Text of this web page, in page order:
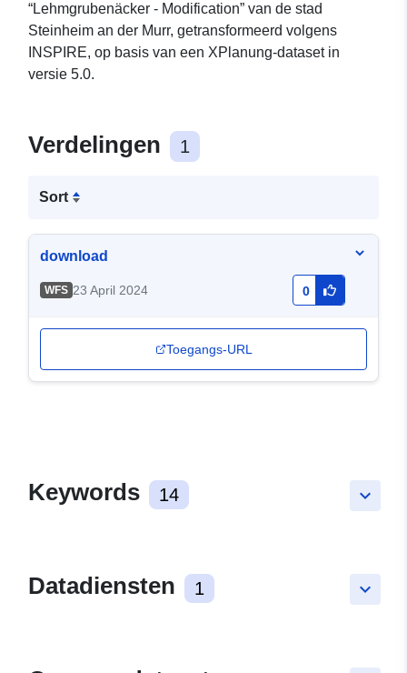
“Lehmgrubenäcker - Modification” van de stad
Steinheim an der Murr, getransformeerd volgens
INSPIRE, op basis van een XPlanung-dataset in
versie 5.0.
Verdelingen 1
Sort
download
WFS 23 April 2024 0
Toegangs-URL
keyboard_arrow_down
Keywords 14
keyboard_arrow_down
Datadiensten 1